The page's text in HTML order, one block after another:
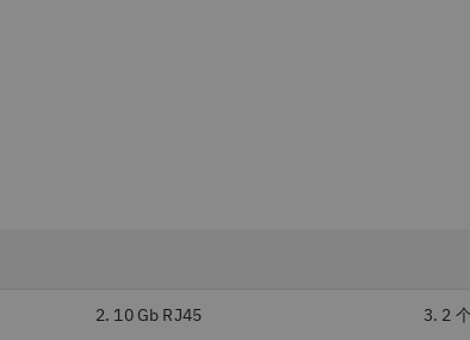
2. 10 Gb RJ45 3. 2